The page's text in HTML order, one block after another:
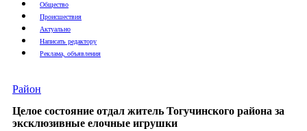
Общество
Происшествия
Актуально
Написать редактору
Реклама, объявления
Район
Целое состояние отдал житель Тогучинского района за
эксклюзивные елочные игрушки